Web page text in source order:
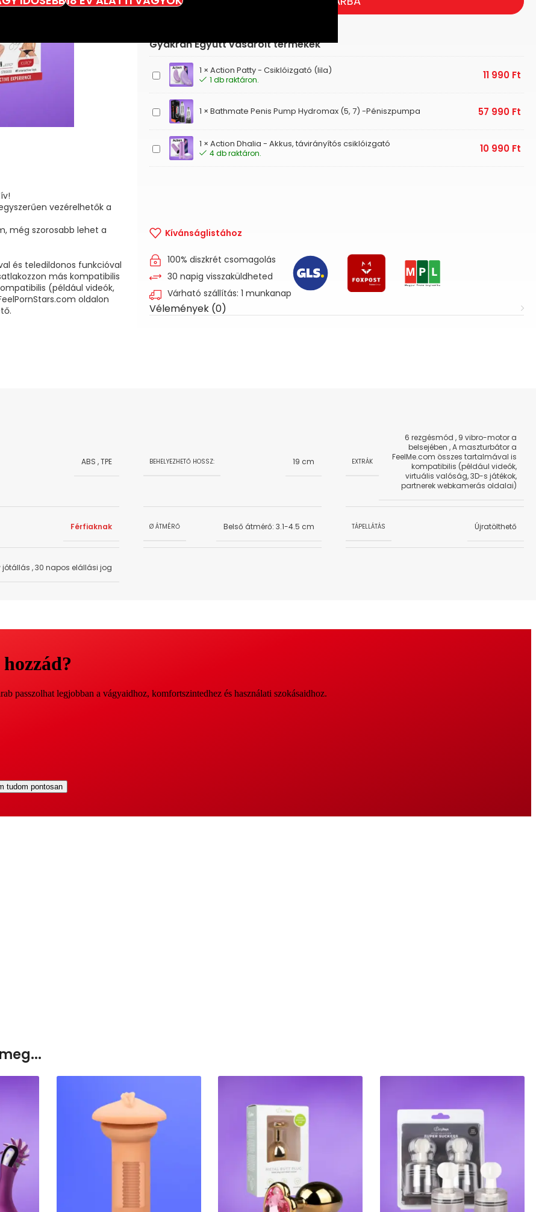
vezérelhetők a
még szorosabb lehet a
és teledildonos funkcióval
más kompatibilis
(például videók,
oldalon
Gyakran Együtt vásárolt termékek
Action
Patty
Csiklóizgató
(lila)
1 × Action Patty - Csiklóizgató (lila)
1 db raktáron. 11 990 Ft
Bathmate
Penis
Pump
Hydromax
(5,
1 × Bathmate Penis Pump Hydromax (5, 7) -Péniszpumpa 57 990 Ft
Action
Dhalia
1 × Action Dhalia - Akkus, távirányítós csiklóizgató
4 db raktáron. 10 990 Ft
Kívánságlistához
100% diszkrét csomagolás
30 napig visszaküldheted
Várható szállítás: 1 munkanap
Vélemények (0)
ABS ,TPE BEHELYEZHETŐ HOSSZ: 19 cm EXTRÁK
6 rezgésmód , 9 vibro-motor a
belsejében ,A maszturbátor a
FeelMe.com összes tartalmával is
kompatibilis (például videók,
virtuális valóság, 3D-s játékok,
partnerek webkamerás oldalai)
Férfiaknak Ø ÁTMÉRŐ Belső átmérő: 3.1-4.5 cm TÁPELLÁTÁS Újratölthető
jótállás ,30 napos elállási jog